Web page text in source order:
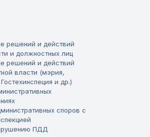
решений и действий
и должностных лиц
решений и действий
власти (мэрия,
и др.)
споров с
ПДД